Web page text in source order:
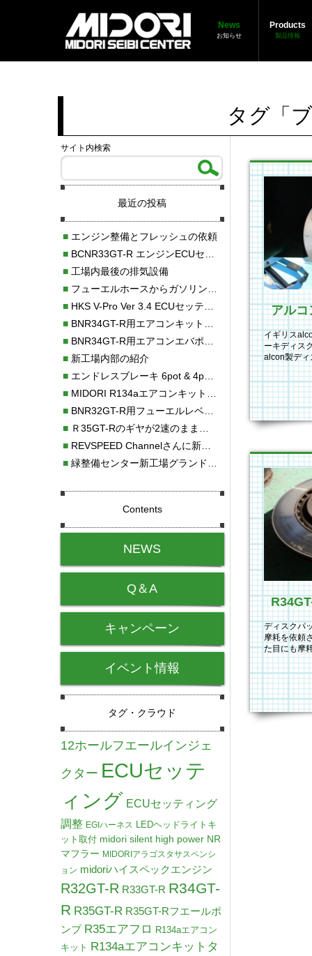
News
お知らせ
Products
製品情報
タグ「
イギリス
ーキディス
alcon製ディ
くのレー
ディスクパ
摩耗を依頼
た目にも摩
スクロー
サイト内検索
最近の投稿
■エンジン整備とフレッシュの依頼
■BCNR33GT-R エンジンECUセッティング調整
■工場内最後の排気設備
■フューエルホースからガソリン漏れ
■HKS V-Pro Ver 3.4 ECUセッティング
■BNR34GT-R用エアコンキット新発売！！
■BNR34GT-R用エアコンエバポレーターを新発売！！
■新工場内部の紹介
■エンドレスブレーキ 6pot & 4potオーバーホール
■MIDORI R134aエアコンキットタイプⅡ取り付け
■BNR32GT-R用フューエルレベルセンサー新発売！！
■Ｒ35GT-Rのギヤが2速のまま変速しない！！
■REVSPEED Channelさんに新社屋を紹介していただきました!!
■緑整備センター新工場グランドオープン・続報
Contents
NEWS
Q＆A
キャンペーン
イベント情報
タグ・クラウド
12ホールフエールインジェ
クター ECUセッテ
ィング ECUセッティング
調整 EGIハーネス LEDヘッドライトキ
ット取付 midori silent high power NR
マフラー MIDORIアラゴスタサスペンシ
ョン midoriハイスペックエンジン
R32GT-R R33GT-R R34GT-
R R35GT-R R35GT-Rフエールポ
ンプ R35エアフロ R134aエアコン
キット R134aエアコンキットタ